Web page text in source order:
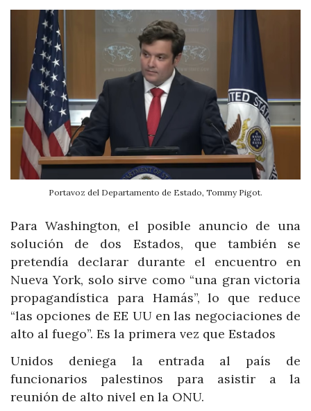
Portavoz del Departamento de Estado, Tommy Pigot.
Para Washington, el posible anuncio de una
solución de dos Estados, que también se
pretendía declarar durante el encuentro en
Nueva York, solo sirve como “una gran victoria
propagandística para Hamás”, lo que reduce
“las opciones de EE UU en las negociaciones de
alto al fuego”. Es la primera vez que Estados
Unidos deniega la entrada al país de
funcionarios palestinos para asistir a la
reunión de alto nivel en la ONU.